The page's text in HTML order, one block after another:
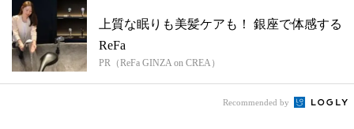
上質な眠りも美髪ケアも！ 銀座で体感する
ReFa
PR（ReFa GINZA on CREA）
Recommended by